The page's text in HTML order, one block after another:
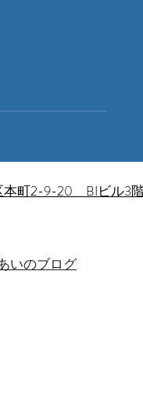
本町2-9-20 BIビル3
いのブログ